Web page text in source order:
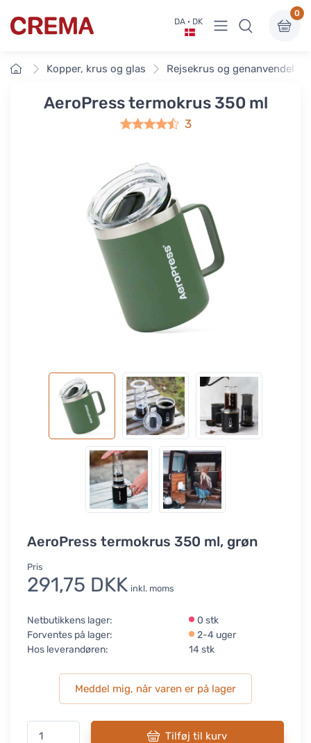
Crema DA · DK Vis undermenu
0
ForsideKopper, krus og glas Rejsekrus og
AeroPress termokrus 350 ml
3
AeroPress termokrus 350 ml, grøn
Pris
291,75 DKK inkl. moms
Netbutikkens lager:
0 stk
Forventes på lager:
2-4 uger
Hos leverandøren:
14 stk
Meddel mig, når varen er på lager
Tilføj til kurv